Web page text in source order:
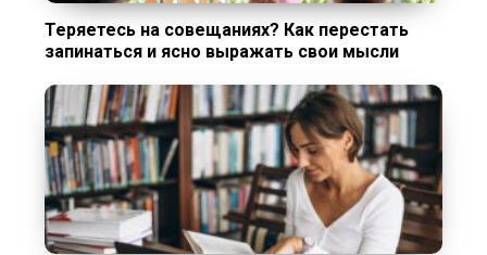
Теряетесь на совещаниях? Как перестать
запинаться и ясно выражать свои мысли